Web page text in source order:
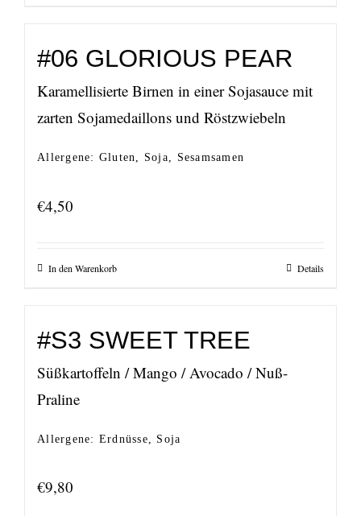
#06 GLORIOUS PEAR
Karamellisierte Birnen in einer Sojasauce mit
zarten Sojamedaillons und Röstzwiebeln
Allergene: Gluten, Soja, Sesamsamen
€4,50
In den Warenkorb Details
#S3 SWEET TREE
Süßkartoffeln / Mango / Avocado / Nuß-
Praline
Allergene: Erdnüsse, Soja
€9,80